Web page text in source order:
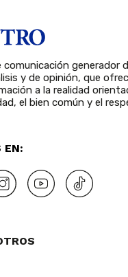
comunicación generador
y de opinión, que
a la realidad
el bien común y el
EN: